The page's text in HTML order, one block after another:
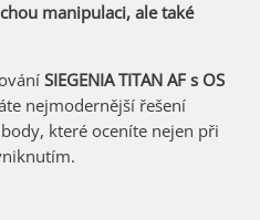
manipulaci, ale také
SIEGENIA TITAN AF s OS
nejmodernější řešení
které oceníte nejen při